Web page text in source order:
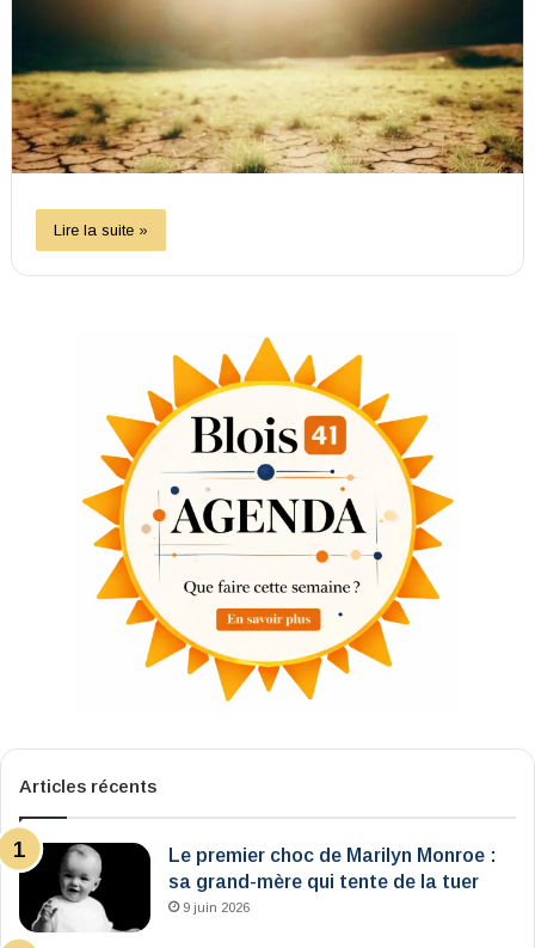
Lire la suite »
Articles récents
Le premier choc de Marilyn Monroe :
sa grand-mère qui tente de la tuer
9 juin 2026